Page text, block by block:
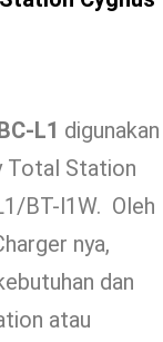
L1 digunakan
Total Station
BT-l1W. Oleh
nya,
dan
atau